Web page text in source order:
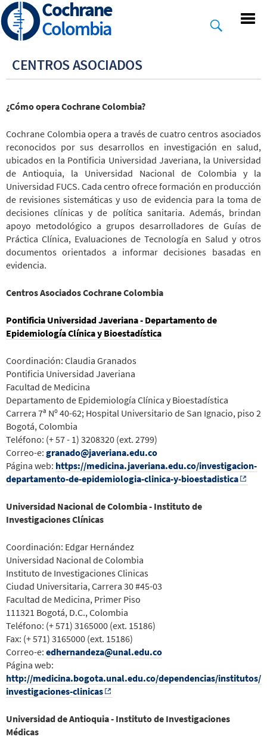
Skip
to
main
Cochrane
Colombia
CENTROS ASOCIADOS
¿Cómo opera Cochrane Colombia?
Cochrane Colombia opera a través de cuatro centros asociados
reconocidos por sus desarrollos en investigación en salud,
ubicados en la Pontificia Universidad Javeriana, la Universidad
de Antioquia, la Universidad Nacional de Colombia y la
Universidad FUCS. Cada centro ofrece formación en producción
de revisiones sistemáticas y uso de evidencia para la toma de
decisiones clínicas y de política sanitaria. Además, brindan
apoyo metodológico a grupos desarrolladores de Guías de
Práctica Clínica, Evaluaciones de Tecnología en Salud y otros
documentos orientados a informar decisiones basadas en
evidencia.
Centros Asociados Cochrane Colombia
Pontificia Universidad Javeriana - Departamento de
Epidemiología Clínica y Bioestadística
Coordinación: Claudia Granados
Pontificia Universidad Javeriana
Facultad de Medicina
Departamento de Epidemiología Clínica y Bioestadística
Carrera 7ª Nº 40-62; Hospital Universitario de San Ignacio, piso 2
Bogotá, Colombia
Teléfono: (+ 57 - 1) 3208320 (ext. 2799)
Correo-e: granado@javeriana.edu.co
Página web: https://medicina.javeriana.edu.co/investigacion-
departamento-de-epidemiologia-clinica-y-bioestadistica
Universidad Nacional de Colombia - Instituto de
Investigaciones Clínicas
Coordinación: Edgar Hernández
Universidad Nacional de Colombia
Instituto de Investigaciones Clinicas
Ciudad Universitaria, Carrera 30 #45-03
Facultad de Medicina, Primer Piso
111321 Bogotá, D.C., Colombia
Teléfono: (+ 571) 3165000 (ext. 15186)
Fax: (+ 571) 3165000 (ext. 15186)
Correo-e: edhernandeza@unal.edu.co
Página web:
http://medicina.bogota.unal.edu.co/dependencias/institutos/
investigaciones-clinicas
Universidad de Antioquia - Instituto de Investigaciones
Médicas